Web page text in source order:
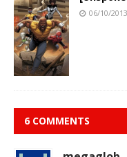
06/10/2013
6 COMMENTS